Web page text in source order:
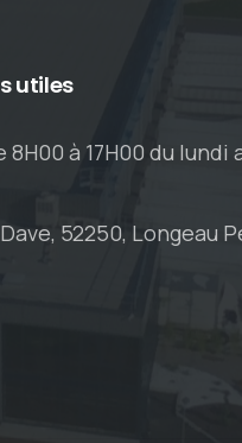
utiles
à 17H00 du lundi
52250, Longeau